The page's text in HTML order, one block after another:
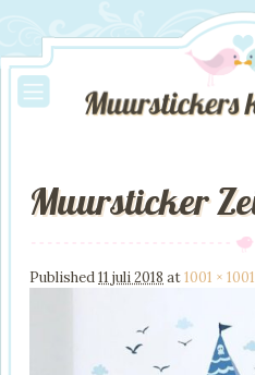
Image navigation
Muursticker
Published11 juli 2018 at1001 × 1001